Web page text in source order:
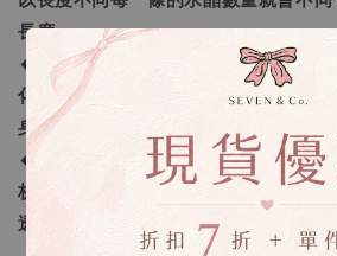
長度。
🔸客製化之範圍：我們提供的客製範圍
化」及「量身需求的訂做」，還有更進
身訂做」。
🔸生命靈數量身訂做：採預約制線上一
析生命靈數讓您更了解自己，並找到需
透過進一步的分析選擇真正屬於您需要